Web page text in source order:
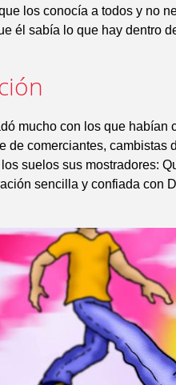
los conocía a todos y no
él sabía lo que hay dentro
mucho con los que habían
de comerciantes, cambistas
suelos sus mostradores:
sencilla y confiada con